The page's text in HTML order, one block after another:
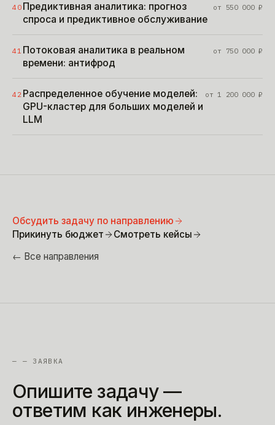
40 Предиктивная аналитика: прогноз
спроса и предиктивное обслуживание
от 550 000₽
41 Потоковая аналитика в реальном
времени: антифрод
от 750 000₽
42 Распределенное обучение моделей:
GPU-кластер для больших моделей и
LLM
от 1 200 000₽
Обсудить задачу по направлению
Прикинуть бюджет
Смотреть кейсы
← Все направления
— — ЗАЯВКА
Опишите задачу —
ответим как инженеры.